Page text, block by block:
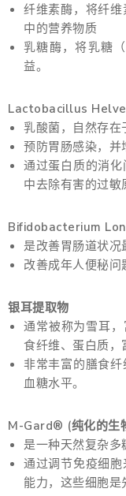
纤维素酶，将纤
中的营养物质
乳糖酶，将乳糖
益。
Lactobacillus
乳酸菌，自然存在
预防胃肠感染，并
通过蛋白质的消
中去除有害的过敏
Bifidobacterium
是改善胃肠道状况
改善成年人便秘问
银耳提取物
通常被称为雪耳
食纤维、蛋白质，
非常丰富的膳食
血糖水平。
M-Gard® (纯化的生
是一种天然复杂多
通过调节免疫细
能力，这些细胞是